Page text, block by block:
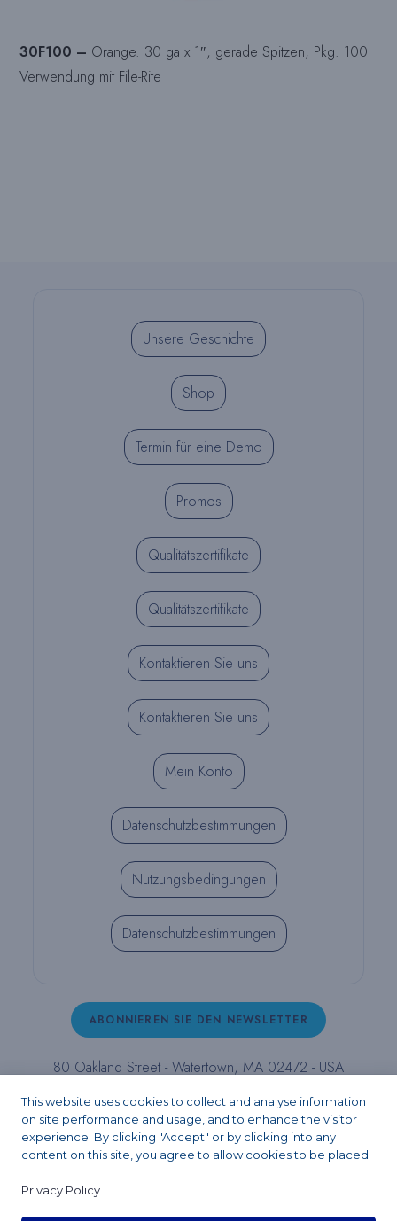
30F100 – Orange. 30 ga x 1″, gerade Spitzen, Pkg. 100
Verwendung mit File-Rite
Unsere Geschichte
Shop
Termin für eine Demo
Promos
Qualitätszertifikate
Qualitätszertifikate
Kontaktieren Sie uns
Kontaktieren Sie uns
Mein Konto
Datenschutzbestimmungen
Nutzungsbedingungen
Datenschutzbestimmungen
ABONNIEREN SIE DEN NEWSLETTER
80 Oakland Street - Watertown, MA 02472 - USA
T (800) 343-4342 - T (617) 926-6666 - F (617) 926-
6262 -contact@pulpdent.com
FacebookInstagramLinkedIn
X YouTube
This website uses cookies to collect and analyse information
on site performance and usage, and to enhance the visitor
experience. By clicking "Accept" or by clicking into any
content on this site, you agree to allow cookies to be placed.
Privacy Policy